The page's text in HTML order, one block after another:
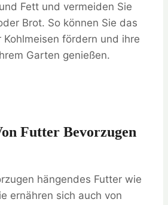
Fett und vermeiden Sie
Brot. So können Sie das
Kohlmeisen fördern und ihre
Garten genießen.
Futter Bevorzugen
hängendes Futter wie
ernähren sich auch von